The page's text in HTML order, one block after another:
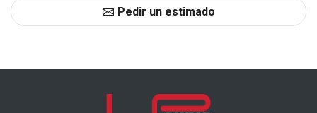
Pedir un estimado